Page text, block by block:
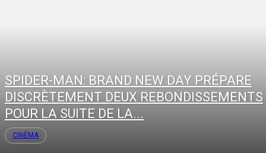
SPIDER-MAN: BRAND NEW DAY PRÉPARE
DISCRÈTEMENT DEUX REBONDISSEMENTS
POUR LA SUITE DE LA...
CINÉMA